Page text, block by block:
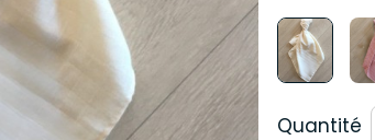
Quantité